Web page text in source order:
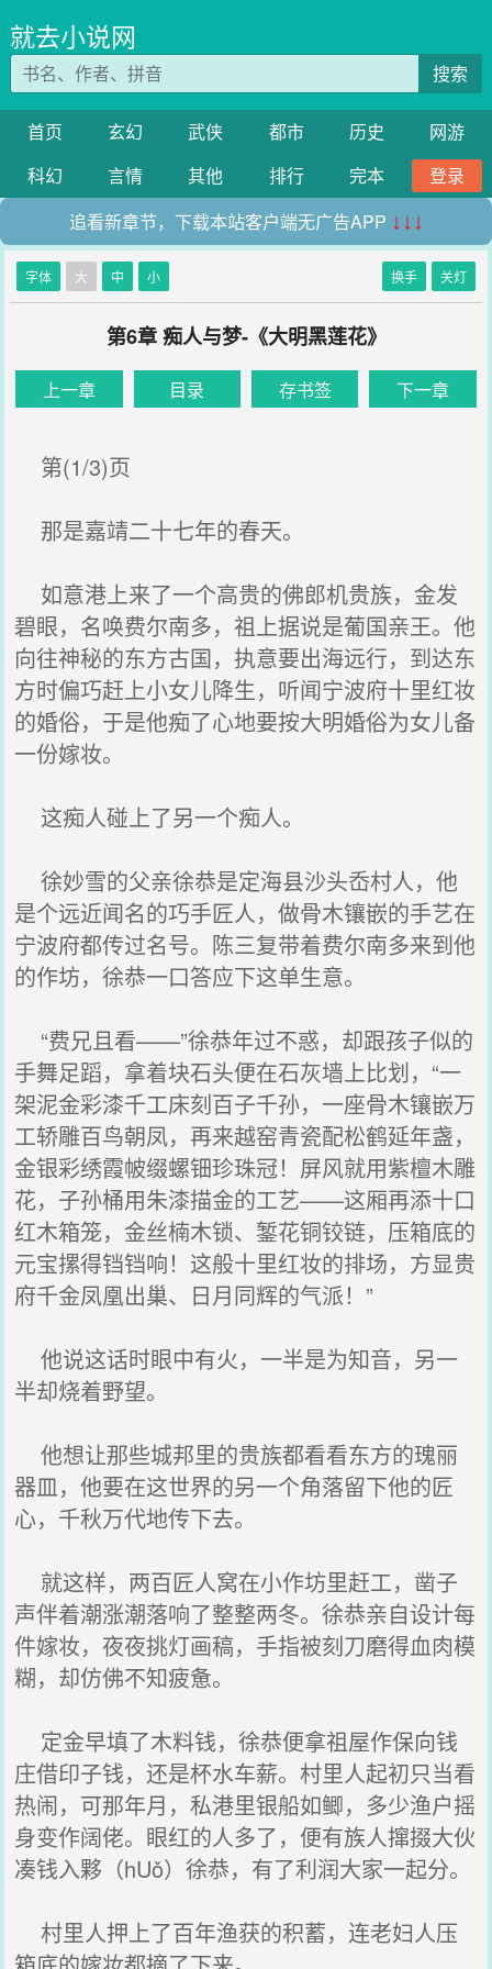
就去小说网
搜索
首页 玄幻 武侠 都市 历史
网游
科幻
言情 其他 排行 完本
登录
追看新章节，下载本站客户端无广告APP ↓↓↓
字体 大 中 小 换手 关灯
第6章 痴人与梦-《大明黑莲花》
上一章 目录 存书签 下一章
第(1/3)页
那是嘉靖二十七年的春天。
如意港上来了一个高贵的佛郎机贵族，金发
碧眼，名唤费尔南多，祖上据说是葡国亲王。他
向往神秘的东方古国，执意要出海远行，到达东
方时偏巧赶上小女儿降生，听闻宁波府十里红妆
的婚俗，于是他痴了心地要按大明婚俗为女儿备
一份嫁妆。
这痴人碰上了另一个痴人。
徐妙雪的父亲徐恭是定海县沙头岙村人，他
是个远近闻名的巧手匠人，做骨木镶嵌的手艺在
宁波府都传过名号。陈三复带着费尔南多来到他
的作坊，徐恭一口答应下这单生意。
“费兄且看——”徐恭年过不惑，却跟孩子似的
手舞足蹈，拿着块石头便在石灰墙上比划，“一
架泥金彩漆千工床刻百子千孙，一座骨木镶嵌万
工轿雕百鸟朝凤，再来越窑青瓷配松鹤延年盏，
金银彩绣霞帔缀螺钿珍珠冠！屏风就用紫檀木雕
花，子孙桶用朱漆描金的工艺——这厢再添十口
红木箱笼，金丝楠木锁、錾花铜铰链，压箱底的
元宝摞得铛铛响！这般十里红妆的排场，方显贵
府千金凤凰出巢、日月同辉的气派！”
他说这话时眼中有火，一半是为知音，另一
半却烧着野望。
他想让那些城邦里的贵族都看看东方的瑰丽
器皿，他要在这世界的另一个角落留下他的匠
心，千秋万代地传下去。
就这样，两百匠人窝在小作坊里赶工，凿子
声伴着潮涨潮落响了整整两冬。徐恭亲自设计每
件嫁妆，夜夜挑灯画稿，手指被刻刀磨得血肉模
糊，却仿佛不知疲惫。
定金早填了木料钱，徐恭便拿祖屋作保向钱
庄借印子钱，还是杯水车薪。村里人起初只当看
热闹，可那年月，私港里银船如鲫，多少渔户摇
身变作阔佬。眼红的人多了，便有族人撺掇大伙
凑钱入夥（hUǒ）徐恭，有了利润大家一起分。
村里人押上了百年渔获的积蓄，连老妇人压